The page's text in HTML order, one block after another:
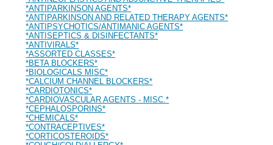
*ANTIPARKINSON AGENTS*
*ANTIPARKINSON AND RELATED THERAPY AGENTS*
*ANTIPSYCHOTICS/ANTIMANIC AGENTS*
*ANTISEPTICS & DISINFECTANTS*
*ANTIVIRALS*
*ASSORTED CLASSES*
*BETA BLOCKERS*
*BIOLOGICALS MISC*
*CALCIUM CHANNEL BLOCKERS*
*CARDIOTONICS*
*CARDIOVASCULAR AGENTS - MISC.*
*CEPHALOSPORINS*
*CHEMICALS*
*CONTRACEPTIVES*
*CORTICOSTEROIDS*